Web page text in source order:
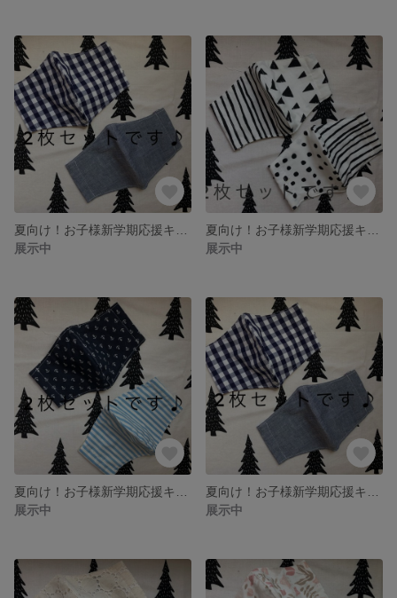
展示中
展示中
展示中
展示中